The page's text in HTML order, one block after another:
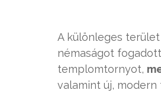
A különleges
némaságot
templomtornyot,
valamint új,